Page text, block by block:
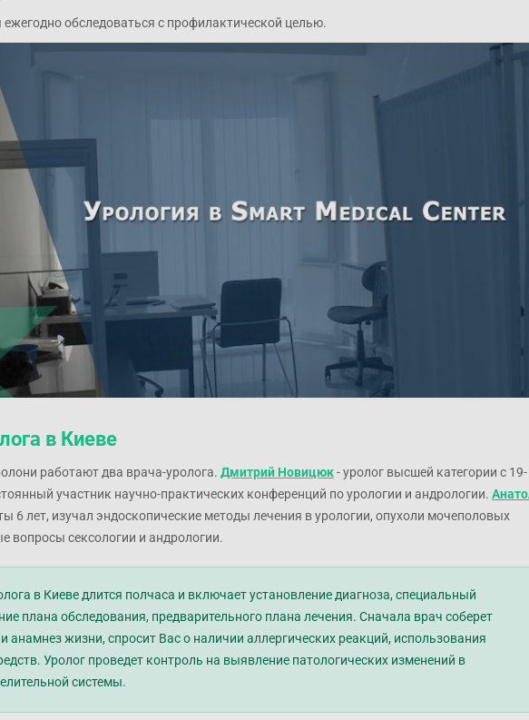
ежегодно обследоваться с профилактической целью.
в Киеве
работают два врача-уролога. Дмитрий Новицюк- уролог высшей категории с 19-
участник научно-практических конференций по урологии и андрологии.
6 лет, изучал эндоскопические методы лечения в урологии, опухоли мочеполовых
вопросы сексологии и андрологии.
в Киеве длится полчаса и включает установление диагноза, специальный
плана обследования, предварительного плана лечения. Сначала врач соберет
анамнез жизни, спросит Вас о наличии аллергических реакций, использования
Уролог проведет контроль на выявление патологических изменений в
системы.